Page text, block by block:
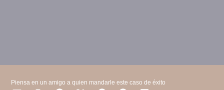
Piensa en un amigo a quien mandarle este caso de éxito